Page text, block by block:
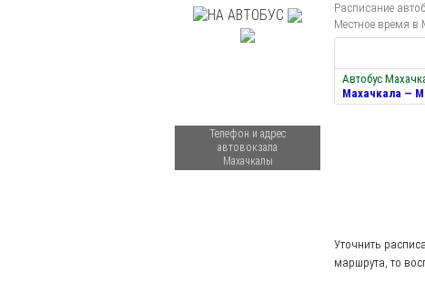
Телефон и адрес
автовокзала
Махачкалы
Расписание
Местное время в
Автобус
Махачкала —
Уточнить
маршрута, то